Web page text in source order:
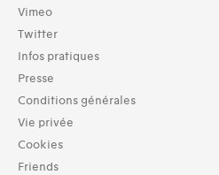
Vimeo
Twitter
Infos pratiques
Presse
Conditions générales
Vie privée
Cookies
Friends